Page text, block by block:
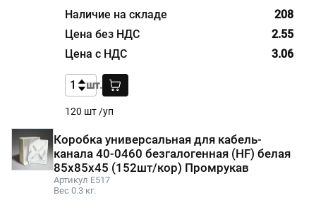
208
120 шт /уп
2.55
3.06
шт.
Коробка универсальная для кабель-
канала 40-0460 безгалогенная (HF) белая
85х85х45 (152шт/кор) Промрукав
Артикул E517
Вес 0.3 кг.